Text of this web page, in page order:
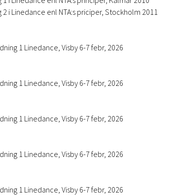
2 i Linedance enl NTA:s priciper, Stockholm 2011
1 Linedance, Visby 6-7 febr, 2026
1 Linedance, Visby 6-7 febr, 2026
1 Linedance, Visby 6-7 febr, 2026
1 Linedance, Visby 6-7 febr, 2026
1 Linedance, Visby 6-7 febr, 2026